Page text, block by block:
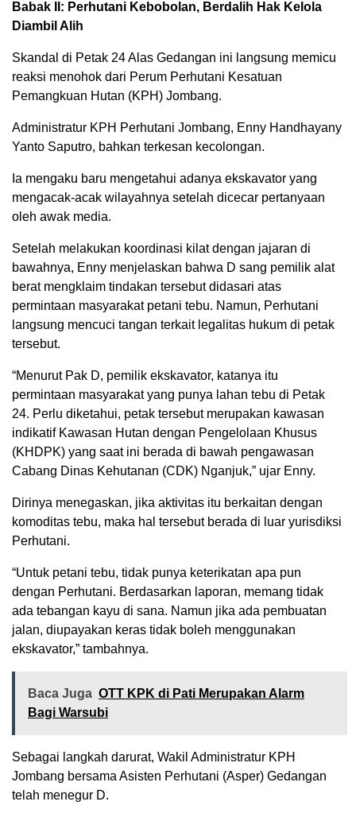
Babak II: Perhutani Kebobolan, Berdalih Hak Kelola
Diambil Alih
Skandal di Petak 24 Alas Gedangan ini langsung memicu
reaksi menohok dari Perum Perhutani Kesatuan
Pemangkuan Hutan (KPH) Jombang.
Administratur KPH Perhutani Jombang, Enny Handhayany
Yanto Saputro, bahkan terkesan kecolongan.
Ia mengaku baru mengetahui adanya ekskavator yang
mengacak-acak wilayahnya setelah dicecar pertanyaan
oleh awak media.
Setelah melakukan koordinasi kilat dengan jajaran di
bawahnya, Enny menjelaskan bahwa D sang pemilik alat
berat mengklaim tindakan tersebut didasari atas
permintaan masyarakat petani tebu. Namun, Perhutani
langsung mencuci tangan terkait legalitas hukum di petak
tersebut.
“Menurut Pak D, pemilik ekskavator, katanya itu
permintaan masyarakat yang punya lahan tebu di Petak
24. Perlu diketahui, petak tersebut merupakan kawasan
indikatif Kawasan Hutan dengan Pengelolaan Khusus
(KHDPK) yang saat ini berada di bawah pengawasan
Cabang Dinas Kehutanan (CDK) Nganjuk,” ujar Enny.
Dirinya menegaskan, jika aktivitas itu berkaitan dengan
komoditas tebu, maka hal tersebut berada di luar yurisdiksi
Perhutani.
“Untuk petani tebu, tidak punya keterikatan apa pun
dengan Perhutani. Berdasarkan laporan, memang tidak
ada tebangan kayu di sana. Namun jika ada pembuatan
jalan, diupayakan keras tidak boleh menggunakan
ekskavator,” tambahnya.
Baca Juga OTT KPK di Pati Merupakan Alarm
Bagi Warsubi
Sebagai langkah darurat, Wakil Administratur KPH
Jombang bersama Asisten Perhutani (Asper) Gedangan
telah menegur D.